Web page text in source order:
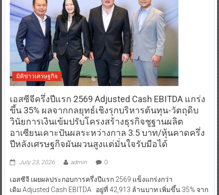
มิติข่าวเศรษฐกิจ
เอสซีจีครึ่งปีแรก 2569 Adjusted Cash EBITDA แกร่ง
ขึ้น 35% ผลจากกลยุทธ์เชิงรุกบริหารต้นทุน-วัตถุดิบ
วินัยการเงินเข้มปรับโครงสร้างธุรกิจชูฐานผลิต
อาเซียนเคาะปันผลระหว่างกาล 3.5 บาท/หุ้นคาดครึ่ง
ปีหลังเศรษฐกิจผันผวนสูงแต่มั่นใจรับมือได้
July 23, 2026 admin 0
เอสซีจี เผยผลประกอบการครึ่งปีแรก 2569 แข็งแกร่งกว่า
เดิม Adjusted Cash EBITDA อยู่ที่ 42,913 ล้านบาท เพิ่มขึ้น 35% จาก